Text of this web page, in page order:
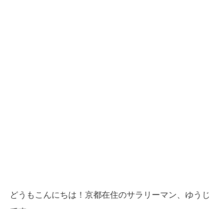
どうもこんにちは！京都在住のサラリーマン、ゆうじ